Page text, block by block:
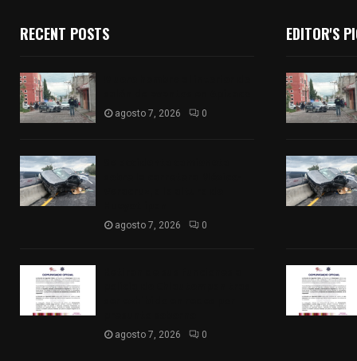
RECENT POSTS
agosto 7, 2026 0
agosto 7, 2026 0
agosto 7, 2026 0
EDITOR'S